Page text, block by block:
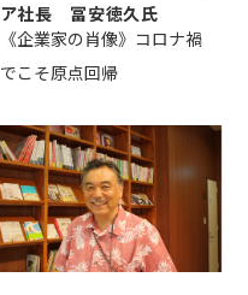
ア社長 冨安徳久氏
《企業家の肖像》コロナ禍
でこそ原点回帰